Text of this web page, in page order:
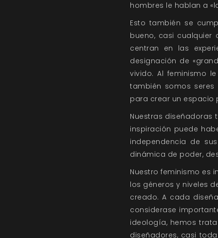
hombres le hablan a
Esto también se
bueno, casi cualquier
centran en las
designación de
vivido. Al feminismo
también somos
para crear un espacio
Nuestras diseñadoras
inspiración puede
independencia de
dinámica de poder,
Nuestro feminismo es
los géneros y niveles
creado. A cada
considerase
ideología, hemos
diseñadores, casi